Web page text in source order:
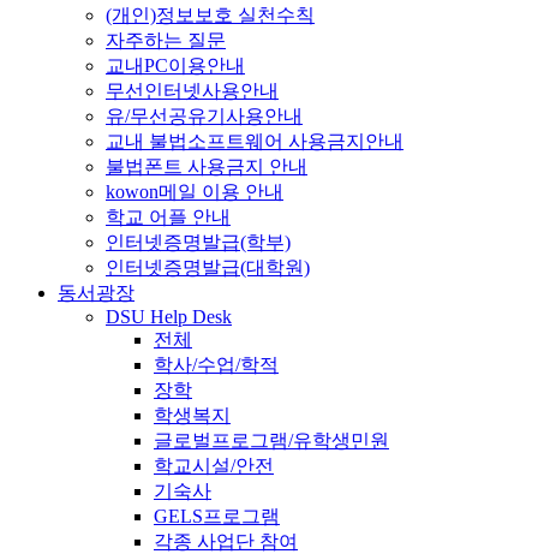
(개인)정보보호 실천수칙
자주하는 질문
교내PC이용안내
무선인터넷사용안내
유/무선공유기사용안내
교내 불법소프트웨어 사용금지안내
불법폰트 사용금지 안내
kowon메일 이용 안내
학교 어플 안내
인터넷증명발급(학부)
인터넷증명발급(대학원)
동서광장
DSU Help Desk
전체
학사/수업/학적
장학
학생복지
글로벌프로그램/유학생민원
학교시설/안전
기숙사
GELS프로그램
각종 사업단 참여